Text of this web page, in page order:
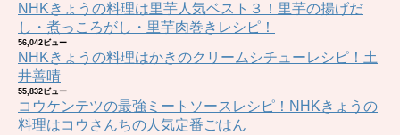
NHKきょうの料理は里芋人気ベスト３！里芋の揚げだ
し・煮っころがし・里芋肉巻きレシピ！
56,042ビュー
NHKきょうの料理はかきのクリームシチューレシピ！土
井善晴
55,832ビュー
コウケンテツの最強ミートソースレシピ！NHKきょうの
料理はコウさんちの人気定番ごはん